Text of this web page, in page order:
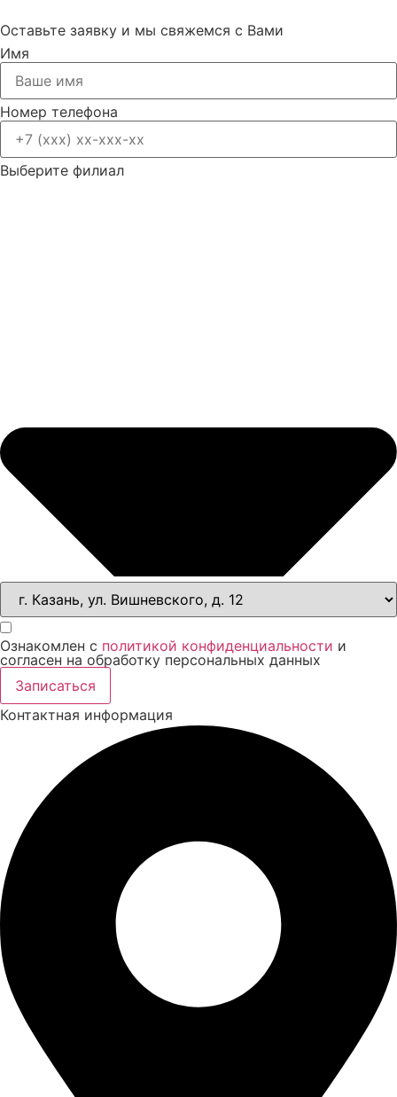
Оставьте заявку и мы свяжемся с Вами
Имя
Номер телефона
Выберите филиал
Ознакомлен с политикой конфиденциальности и
согласен на обработку персональных данных
Записаться
Контактная информация